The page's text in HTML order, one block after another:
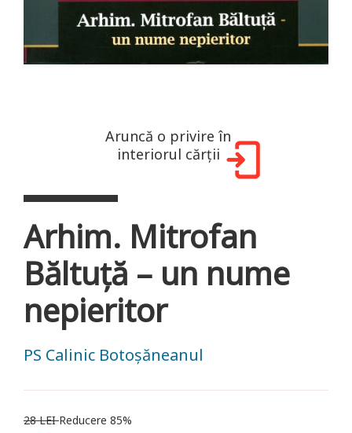
Aruncă o privire în
interiorul cărții
Arhim. Mitrofan
Băltuță – un nume
nepieritor
PS Calinic Botoșăneanul
28 LEIReducere 85%